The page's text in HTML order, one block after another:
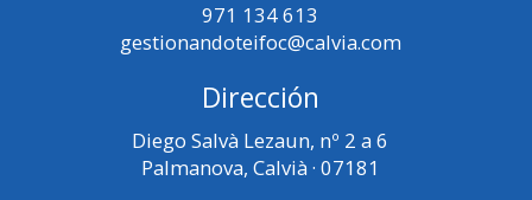
971 134 613
gestionandoteifoc@calvia.com
Dirección
Diego Salvà Lezaun, nº 2 a 6
Palmanova, Calvià · 07181